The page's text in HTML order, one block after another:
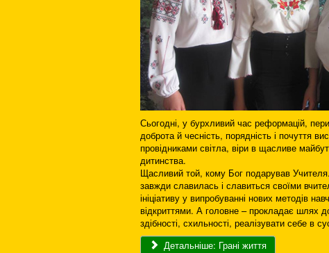
Сьогодні, у бурхливий час реформацій,
доброта й чесність, порядність і почуття
провідниками світла, віри в щасливе
дитинства.
Щасливий той, кому Бог подарував
завжди славилась і славиться своїми
ініціативу у випробуванні нових методів
відкриттями. А головне – прокладає шлях
здібності, схильності, реалізувати себе в
Детальніше: Грані життя